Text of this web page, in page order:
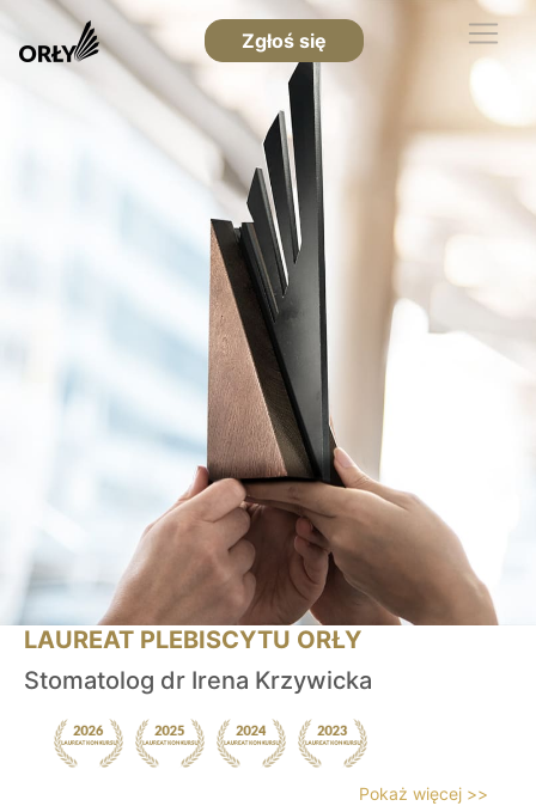
Zgłoś się
LAUREAT PLEBISCYTU ORŁY
Stomatolog dr Irena Krzywicka
Pokaż więcej >>